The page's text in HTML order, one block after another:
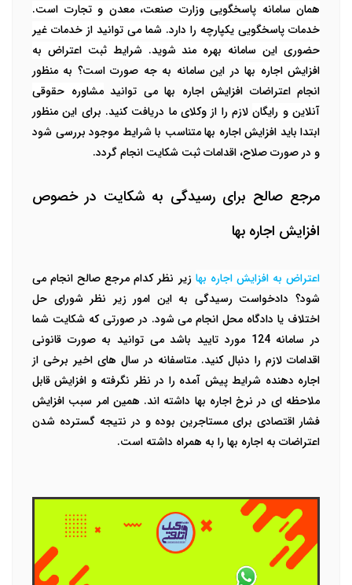
همان سامانه پاسخگویی وزارت صنعت، معدن و تجارت است.
خدمات پاسخگویی یکپارچه را دارد. شما می توانید از خدمات غیر
حضوری این سامانه بهره مند شوید. شرایط ثبت اعتراض به
افزایش اجاره بهادر این سامانه به جه صورت است؟ به منظور
انجام اعتراضات افزایش اجاره بها می توانیدمشاوره حقوقی
آنلاین و رایگان لازم را از وکلای ما دریافت کنید. برای این منظور
ابتدا باید افزایش اجاره بها متناسب با شرایط موجود بررسی شود
و در صورت صلاح، اقدامات ثبت شکایت انجام گردد.
مرجع صالح برای رسیدگی به شکایت در خصوص
افزایش اجاره بها
اعتراض به افزایش اجاره بها زیر نظر کدام مرجع صالح انجام می
شود؟ دادخواست رسیدگی به این امور زیر نظر شورای حل
اختلاف یا دادگاه محل انجام می شود. در صورتی که شکایت شما
در سامانه 124 مورد تایید باشد می توانید به صورت قانونی
اقدامات لازم را دنبال کنید. متاسفانه در سال های اخیر برخی از
اجاره دهنده شرایط پیش آمده را در نظر نگرفته و افزایش قابل
ملاحظه ای در نرخ اجاره بها داشته اند. همین امر سبب افزایش
فشار اقتصادی برای مستاجرین بوده و در نتیجه گسترده شدن
اعتراضات به اجاره بها را به همراه داشته است.